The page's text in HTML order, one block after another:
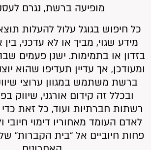
מופיעה ברשת, נגרם
כל חיפוש בגוגל עלול להעלות
מידע שגוי, מביך או לא עדכני,
בזדון או בתמימות. ישנן פעמים
ומעודכן, אך עדיין תעדיפו שהוא
ברשת משתמש במגוון ערוצי
ובכלל זה קידום אורגני, שיווק
רשתות חברתיות ועוד, כל זאת
לאדם העומד מאחוריו דימוי חיובי
פחות חיוביים אל “בית הקברות”